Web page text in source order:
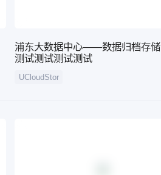
浦东大数据中心——数据归档存储
测试测试测试测试
UCloudStor